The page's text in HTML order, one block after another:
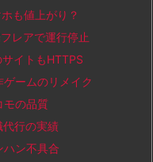
も値上がり？
レアで運行停止
イトもHTTPS
ームのリメイク
の品質
行の実績
ン不具合